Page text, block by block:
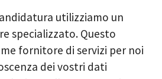
utilizziamo un
specializzato. Questo
fornitore di servizi per noi
dei vostri dati